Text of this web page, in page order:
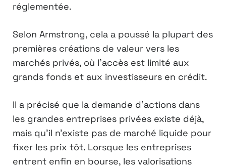
réglementée.
Selon Armstrong, cela a poussé la plupart des
premières créations de valeur vers les
marchés privés, où l’accès est limité aux
grands fonds et aux investisseurs en crédit.
Il a précisé que la demande d’actions dans
les grandes entreprises privées existe déjà,
mais qu’il n’existe pas de marché liquide pour
fixer les prix tôt. Lorsque les entreprises
entrent enfin en bourse, les valorisations